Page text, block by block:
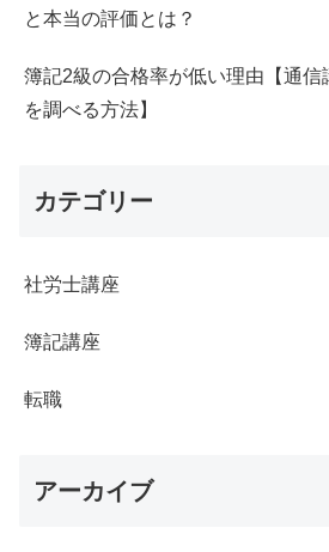
と本当の評価とは？
簿記2級の合格率が低い理由【通信
を調べる方法】
カテゴリー
社労士講座
簿記講座
転職
アーカイブ